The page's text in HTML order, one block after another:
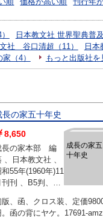
日本教文社 世界聖典普
社 谷口清超（11） 日本
（4）
もっと出版社を
長の家五十年史
成長の家五
十年史
8,650
長の家本部 編
、
和55年(1960年)11
刊 、B5判、
葉 、1册
版、函、クロス装、定価
。函の背にヤケ。17691-amz